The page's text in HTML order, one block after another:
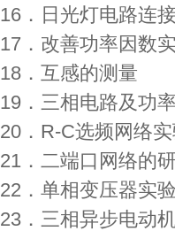
16．日光灯电路连
17．改善功率因数
18．互感的测量
19．三相电路及功
20．R-C选频网络
21．二端口网络的
22．单相变压器实
23．三相异步电动